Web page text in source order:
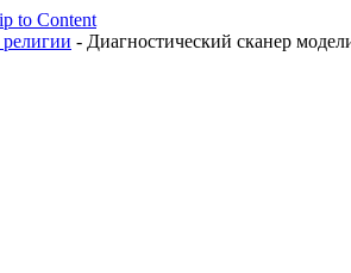
to Content
- Диагностический сканер